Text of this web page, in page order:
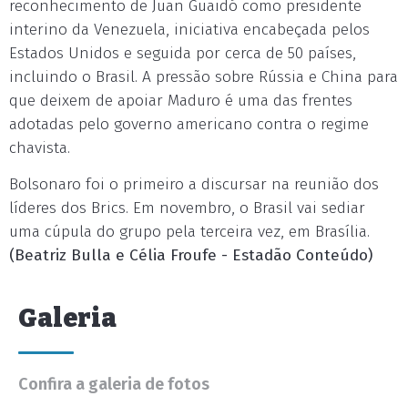
reconhecimento de Juan Guaidó como presidente
interino da Venezuela, iniciativa encabeçada pelos
Estados Unidos e seguida por cerca de 50 países,
incluindo o Brasil. A pressão sobre Rússia e China para
que deixem de apoiar Maduro é uma das frentes
adotadas pelo governo americano contra o regime
chavista.
Bolsonaro foi o primeiro a discursar na reunião dos
líderes dos Brics. Em novembro, o Brasil vai sediar
uma cúpula do grupo pela terceira vez, em Brasília.
(Beatriz Bulla e Célia Froufe - Estadão Conteúdo)
Galeria
Confira a galeria de fotos